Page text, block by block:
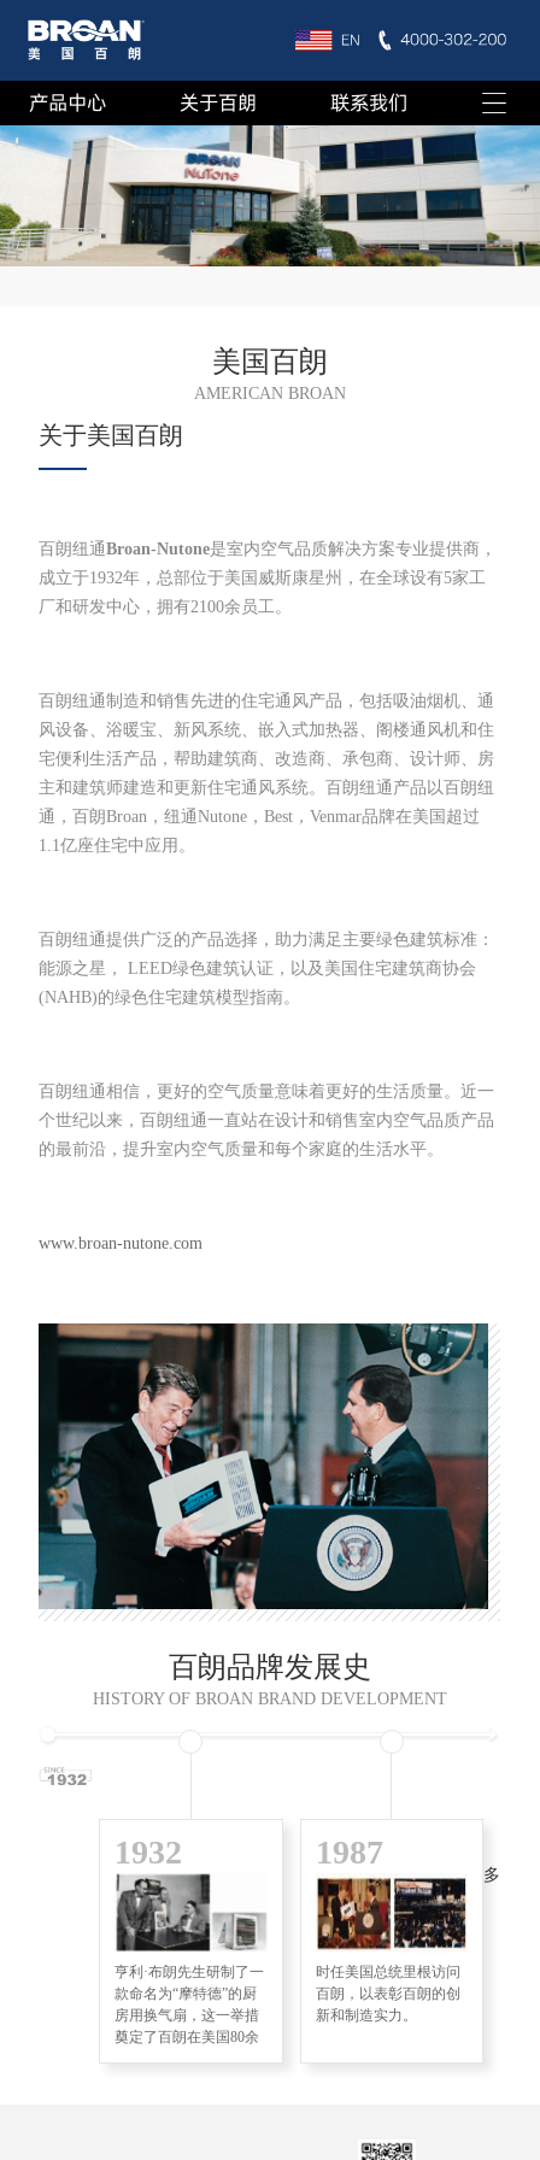
产品中心 关于百朗 联系我们
美国百朗
AMERICAN BROAN
关于美国百朗
百朗纽通Broan-Nutone是室内空气品质解决方案专业提供商，
成立于1932年，总部位于美国威斯康星州，在全球设有5家工
厂和研发中心，拥有2100余员工。
百朗纽通制造和销售先进的住宅通风产品，包括吸油烟机、通
风设备、浴暖宝、新风系统、嵌入式加热器、阁楼通风机和住
宅便利生活产品，帮助建筑商、改造商、承包商、设计师、房
主和建筑师建造和更新住宅通风系统。
百朗纽通产品以百朗纽
通，百朗Broan ，纽通Nutone ，Best ，Venmar品牌在美国超过
1.1亿座住宅中应用。
百朗纽通提供广泛的产品选择，助力满足主要绿色建筑标准：
能源之星，
LEED绿色建筑认证，以及美国住宅建筑商协会
(NAHB)的绿色住宅建筑模型指南。
百朗纽通相信，更好的空气质量意味着更好的生活质量。近一
个世纪以来，百朗纽通一直站在设计和销售室内空气品质产品
的最前沿，提升室内空气质量和每个家庭的生活水平。
www.broan-nutone.com
百朗品牌发展史
HISTORY OF BROAN BRAND DEVELOPMENT
1932
亨利·布朗先生研制了一
款命名为“摩特德”的厨
房用换气扇，这一举措
奠定了百朗在美国80余
年的行业领先地位。
1987
时任美国总统里根访问
百朗，以表彰百朗的创
新和制造实力。
点击查看更多